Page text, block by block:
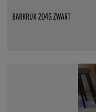
BARKRUK 204G ZWART